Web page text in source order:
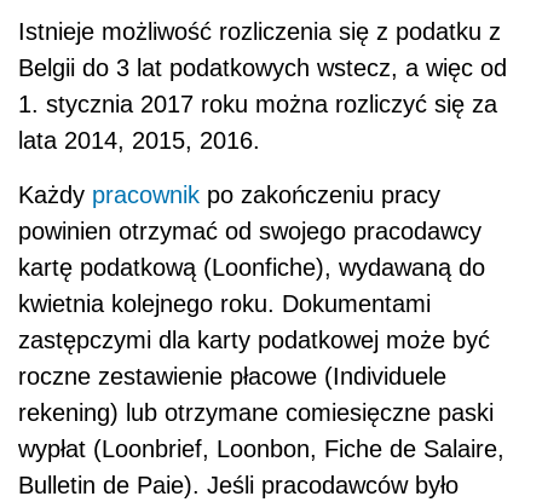
Istnieje możliwość rozliczenia się z podatku z
Belgii do 3 lat podatkowych wstecz, a więc od
1. stycznia 2017 roku można rozliczyć się za
lata 2014, 2015, 2016.
Każdy pracownik po zakończeniu pracy
powinien otrzymać od swojego pracodawcy
kartę podatkową (Loonfiche), wydawaną do
kwietnia kolejnego roku. Dokumentami
zastępczymi dla karty podatkowej może być
roczne zestawienie płacowe (Individuele
rekening) lub otrzymane comiesięczne paski
wypłat (Loonbrief, Loonbon, Fiche de Salaire,
Bulletin de Paie). Jeśli pracodawców było